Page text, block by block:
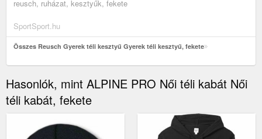
reusch, ruházat, kesztyűk, fekete
SportSport.hu
Összes Reusch Gyerek téli kesztyű Gyerek téli kesztyű, fekete
Hasonlók, mint ALPINE PRO Női téli kabát Női
téli kabát, fekete